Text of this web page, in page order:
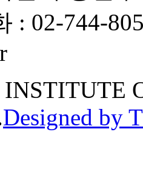
: 02-744-
Designed by